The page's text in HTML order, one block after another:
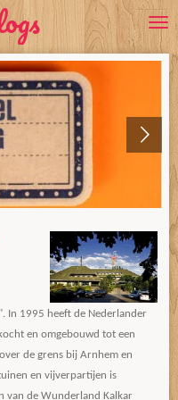
In 1995 heeft de Nederlander
en omgebouwd tot een
de grens bij Arnhem en
en vijverpartijen is
van de Wunderland Kalkar